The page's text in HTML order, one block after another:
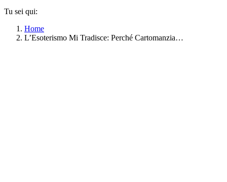
Tu sei qui:
Home
L’Esoterismo Mi Tradisce: Perché Cartomanzia…